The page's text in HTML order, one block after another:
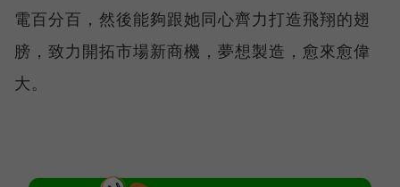
電百分百，然後能夠跟她同心齊力打造飛翔的翅
膀，致力開拓市場新商機，夢想製造，愈來愈偉
大。